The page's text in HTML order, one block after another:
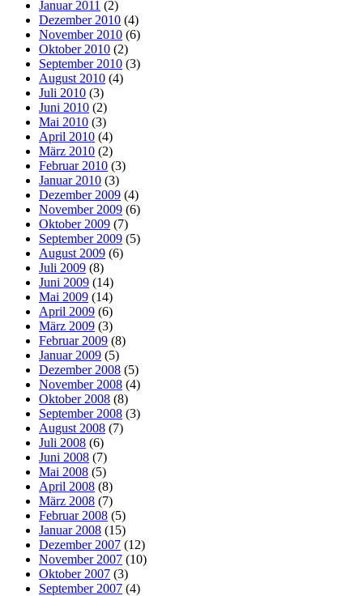
Januar 2011 (2)
Dezember 2010 (4)
November 2010 (6)
Oktober 2010 (2)
September 2010 (3)
August 2010 (4)
Juli 2010 (3)
Juni 2010 (2)
Mai 2010 (3)
April 2010 (4)
März 2010 (2)
Februar 2010 (3)
Januar 2010 (3)
Dezember 2009 (4)
November 2009 (6)
Oktober 2009 (7)
September 2009 (5)
August 2009 (6)
Juli 2009 (8)
Juni 2009 (14)
Mai 2009 (14)
April 2009 (6)
März 2009 (3)
Februar 2009 (8)
Januar 2009 (5)
Dezember 2008 (5)
November 2008 (4)
Oktober 2008 (8)
September 2008 (3)
August 2008 (7)
Juli 2008 (6)
Juni 2008 (7)
Mai 2008 (5)
April 2008 (8)
März 2008 (7)
Februar 2008 (5)
Januar 2008 (15)
Dezember 2007 (12)
November 2007 (10)
Oktober 2007 (3)
September 2007 (4)